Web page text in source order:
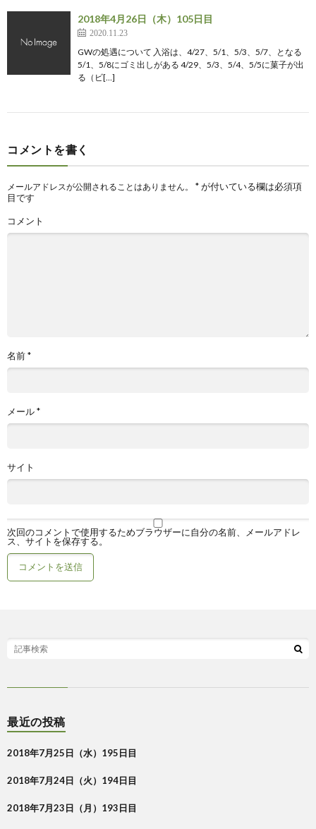
2018年4月26日（木）105日目
2020.11.23
GWの処遇について 入浴は、4/27、5/1、5/3、5/7、となる
5/1、5/8にゴミ出しがある 4/29、5/3、5/4、5/5に菓子が出
る（ビ[…]
コメントを書く
メールアドレスが公開されることはありません。 *が付いている欄は必須項
目です
コメント
名前*
メール*
サイト
次回のコメントで使用するためブラウザーに自分の名前、メールアドレ
ス、サイトを保存する。
最近の投稿
2018年7月25日（水）195日目
2018年7月24日（火）194日目
2018年7月23日（月）193日目